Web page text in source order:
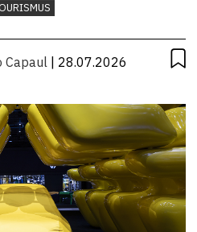
Capaul | 28.07.2026